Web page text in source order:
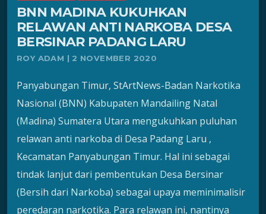
BNN MADINA KUKUHKAN
RELAWAN ANTI NARKOBA DESA
BERSINAR PADANG LARU
ROY ADAM | 2 NOVEMBER 2020
Panyabungan Timur, StArtNews-Badan Narkotika
Nasional (BNN) Kabupaten Mandailing Natal
(Madina) Sumatera Utara mengukuhkan puluhan
relawan anti narkoba di Desa Padang Laru ,
Kecamatan Panyabungan Timur. Hal ini sebagai
tindak lanjut dari pembentukan Desa Bersinar
(Bersih dari Narkoba) sebagai upaya meminimalisir
peredaran narkotika. Para relawan ini, nantinya